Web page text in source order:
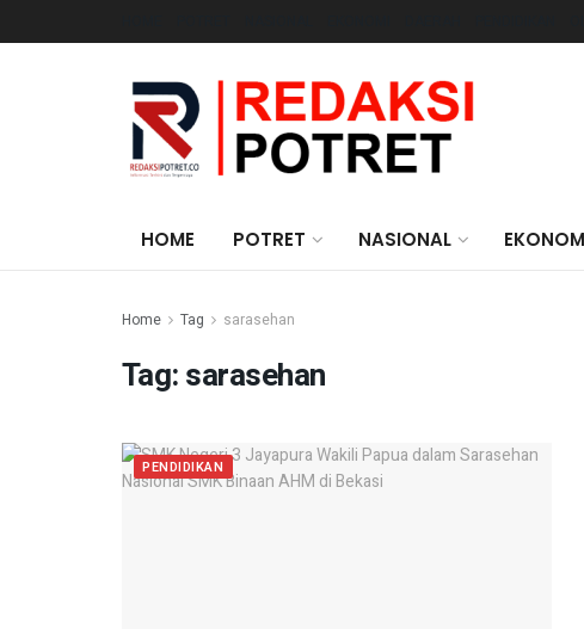
HOME POTRET NASIONAL
Home Tag sarasehan
Tag:sarasehan
PENDIDIKAN